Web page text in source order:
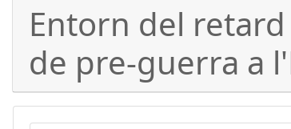
Entorn del
de pre-guerra a